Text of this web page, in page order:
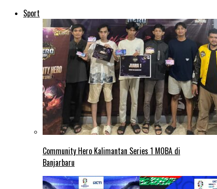
Sport
Community Hero Kalimantan Series 1 MOBA di
Banjarbaru